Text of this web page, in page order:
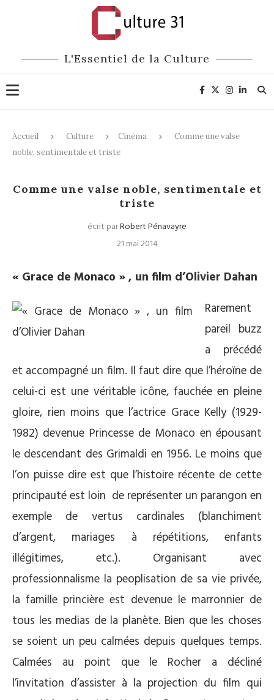
L'Essentiel de la Culture
Accueil Culture Cinéma
Comme une valse
noble, sentimentale et triste
Comme une valse noble, sentimentale et
triste
écrit parRobert Pénavayre
21 mai 2014
« Grace de Monaco » , un film d’Olivier Dahan
Rarement
pareil buzz
a précédé
et accompagné un film. Il faut dire que l’héroïne de
celui-ci est une véritable icône, fauchée en pleine
gloire, rien moins que l’actrice Grace Kelly (1929-
1982) devenue Princesse de Monaco en épousant
le descendant des Grimaldi en 1956. Le moins que
l’on puisse dire est que l’histoire récente de cette
principauté est loin de représenter un parangon en
exemple de vertus cardinales (blanchiment
d’argent, mariages à répétitions, enfants
illégitimes, etc.). Organisant avec
professionnalisme la peoplisation de sa vie privée,
la famille princière est devenue le marronnier de
tous les medias de la planète. Bien que les choses
se soient un peu calmées depuis quelques temps.
Calmées au point que le Rocher a décliné
l’invitation d’assister à la projection du film qui